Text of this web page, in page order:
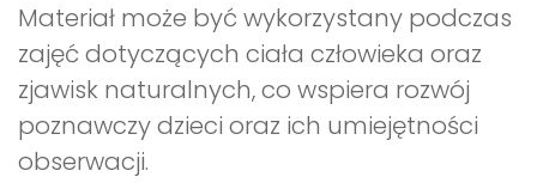
Materiał może być wykorzystany podczas
zajęć dotyczących ciała człowieka oraz
zjawisk naturalnych, co wspiera rozwój
poznawczy dzieci oraz ich umiejętności
obserwacji.